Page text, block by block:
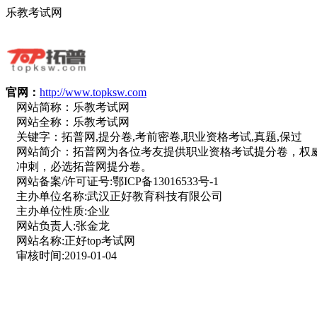
乐教考试网
官网： http://www.topksw.com
网站简称： 乐教考试网
网站全称： 乐教考试网
关键字： 拓普网,提分卷,考前密卷,职业资格考试,真题,保过
网站简介： 拓普网为各位考友提供职业资格考试提分卷，
冲刺，必选拓普网提分卷。
网站备案/许可证号:鄂ICP备13016533号-1
主办单位名称:武汉正好教育科技有限公司
主办单位性质:企业
网站负责人:张金龙
网站名称:正好top考试网
审核时间:2019-01-04